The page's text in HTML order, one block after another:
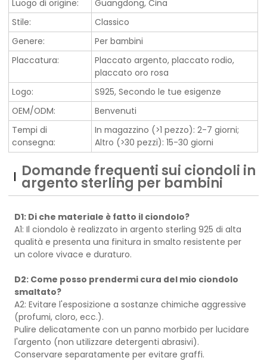
Luogo di origine:
Guangdong, Cina
Stile:
Classico
Genere:
Per bambini
Placcatura:
Placcato argento, placcato rodio,
placcato oro rosa
Logo:
S925, Secondo le tue esigenze
OEM/ODM:
Benvenuti
Tempi di
consegna:
In magazzino (>1 pezzo): 2-7 giorni;
Altro (>30 pezzi): 15-30 giorni
Domande frequenti sui ciondoli in
argento sterling per bambini
D1: Di che materiale è fatto il ciondolo?
A1: Il ciondolo è realizzato in argento sterling 925 di alta
qualità e presenta una finitura in smalto resistente per
un colore vivace e duraturo.
D2: Come posso prendermi cura del mio ciondolo
smaltato?
A2: Evitare l'esposizione a sostanze chimiche aggressive
(profumi, cloro, ecc.).
Pulire delicatamente con un panno morbido per lucidare
l'argento (non utilizzare detergenti abrasivi).
Conservare separatamente per evitare graffi.